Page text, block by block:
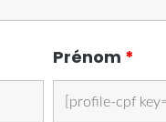
Prénom *